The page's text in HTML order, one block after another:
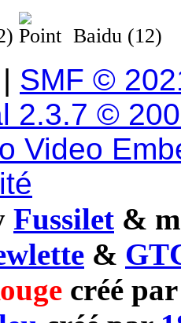
Baidu (12)
| SMF ©
2.3.7 ©
Video
Fussilet &
&
créé